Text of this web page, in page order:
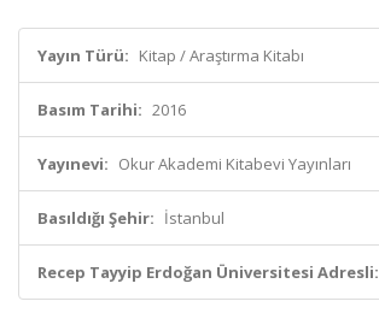
Yayın Türü: Kitap / Araştırma Kitabı
Basım Tarihi: 2016
Yayınevi: Okur Akademi Kitabevi Yayınları
Basıldığı Şehir: İstanbul
Recep Tayyip Erdoğan Üniversitesi Adresli: